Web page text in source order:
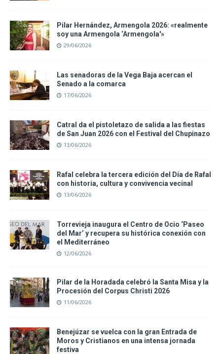
Pilar Hernández, Armengola 2026: «realmente
soy una Armengola ‘Armengola'»
29/06/2026
Las senadoras de la Vega Baja acercan el
Senado a la comarca
17/06/2026
Catral da el pistoletazo de salida a las fiestas
de San Juan 2026 con el Festival del Chupinazo
13/06/2026
Rafal celebra la tercera edición del Día de Rafal
con historia, cultura y convivencia vecinal
13/06/2026
Torrevieja inaugura el Centro de Ocio ‘Paseo
del Mar’ y recupera su histórica conexión con
el Mediterráneo
12/06/2026
Pilar de la Horadada celebró la Santa Misa y la
Procesión del Corpus Christi 2026
11/06/2026
Benejúzar se vuelca con la gran Entrada de
Moros y Cristianos en una intensa jornada
festiva